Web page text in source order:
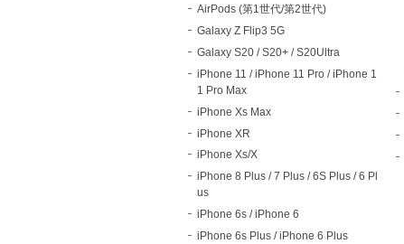
AirPods (第1世代/第2世代)
Galaxy Z Flip3 5G
Galaxy S20 / S20+ / S20Ultra
iPhone 11 / iPhone 11 Pro / iPhone 1
1 Pro Max
iPhone Xs Max
iPhone XR
iPhone Xs/X
iPhone 8 Plus / 7 Plus / 6S Plus / 6 Pl
us
iPhone 6s / iPhone 6
iPhone 6s Plus / iPhone 6 Plus